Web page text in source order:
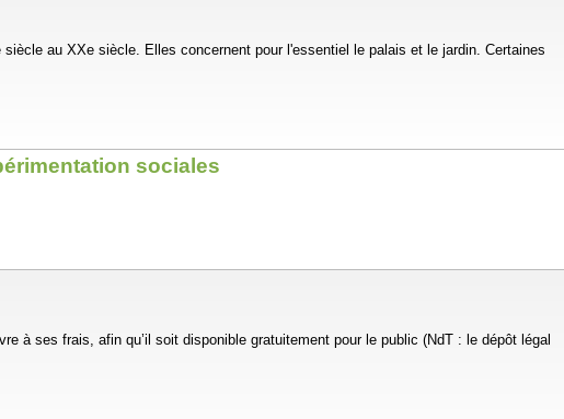
au XXe siècle. Elles concernent pour l'essentiel le palais et le jardin. Certaines
sociales
à ses frais, afin qu’il soit disponible gratuitement pour le public (NdT : le dépôt légal